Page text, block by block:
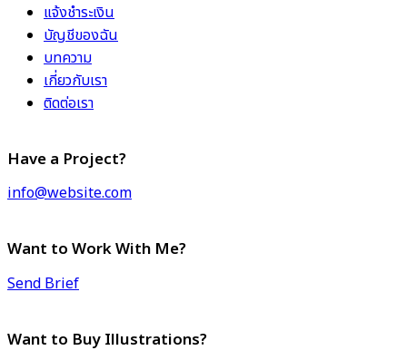
แจ้งชำระเงิน
บัญชีของฉัน
บทความ
เกี่ยวกับเรา
ติดต่อเรา
Have a Project?
info@website.com
Want to Work With Me?
Send Brief
Want to Buy Illustrations?